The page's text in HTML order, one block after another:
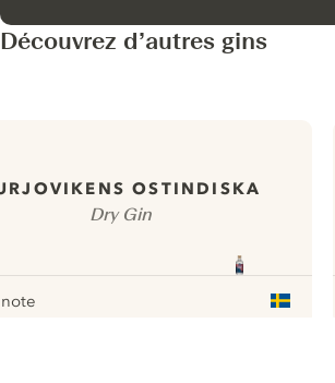
Découvrez d’autres gins
OSTINDISKA
Dry Gin